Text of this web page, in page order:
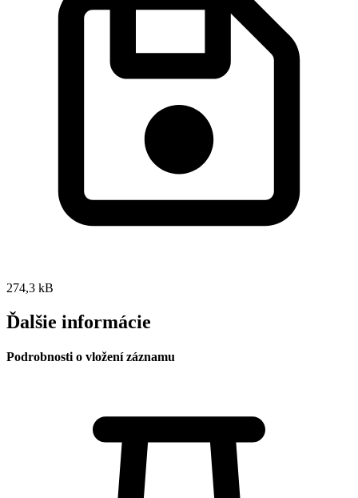
274,3 kB
Ďalšie informácie
Podrobnosti o vložení záznamu